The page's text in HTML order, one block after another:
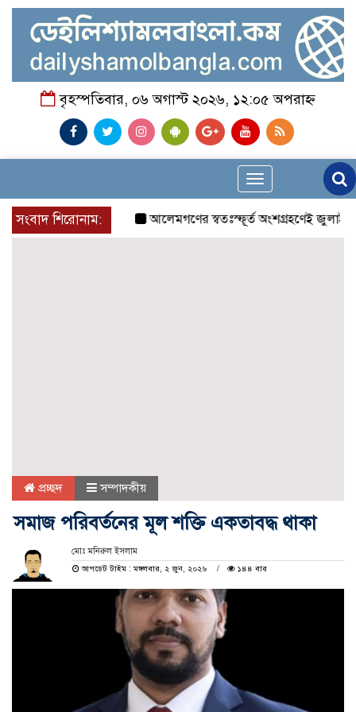
বৃহস্পতিবার, ০৬ অগাস্ট ২০২৬, ১২:০৫ অপরাহ্ন
Toggle
navigation
সংবাদ শিরোনাম:
আলেমগণের স্বতঃস্ফূর্ত অংশগ্রহণেই জুলাই
প্রচ্ছদ সম্পাদকীয়
সমাজ পরিবর্তনের মূল শক্তি একতাবদ্ধ থাকা
মোঃ মনিরুল ইসলাম
আপডেট টাইম : মঙ্গলবার, ২ জুন, ২০২৬
১৪৪ বার